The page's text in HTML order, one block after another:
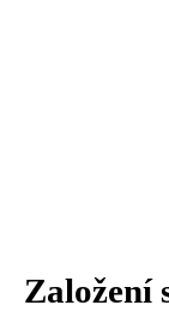
Založení